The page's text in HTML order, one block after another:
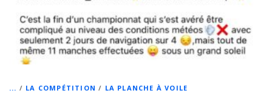
... / LA COMPÉTITION / LA PLANCHE À VOILE